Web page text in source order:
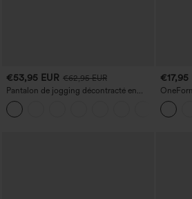
€53,95 EUR €62,95 EUR
Pantalon de jogging décontracté en
French terry à imprimé denim, taille mi-
haute, style jean, avec poches
€17,95
yoga
et effet